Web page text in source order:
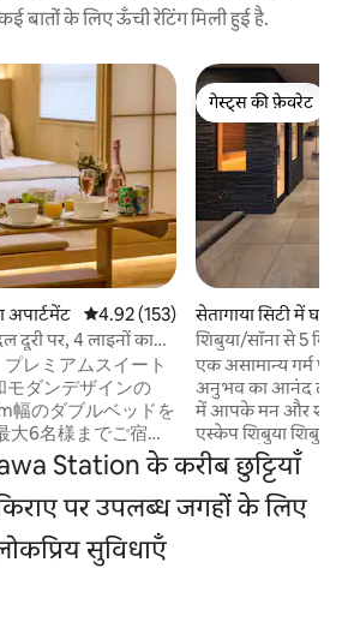
बातों के लिए ऊँची रेटिंग मिली हुई है.
अपार्टमेंट औसत रेटिंग 5 में से 4.92, 153 समीक्षाएँ
4.92 (153)
दूरी पर, 4 लाइनों का
हवाई अड्डों के लिए
स्थलों के लिए सीधा
6 लोगों के
プレミアムスイート
モダンデザインの
幅のダブルベッドを
大6名様までご宿泊
みのため、プライベ
内に同
数ございます。ご
階数は、ご宿泊前
内いたします。す
गेस्ट्स की फ़ेवरेट
गेस्ट्स की फ़ेवरेट
सेतागाया सिटी में घर
शिबुया/सॉना से 5
रूफ़टॉप BBQ ग्रिल,
लगातार रातों की छूट/
एक असामान्य गर्म
अनुभव का आनंद लें जो
में आपके मन और शरीर को
एस्केप शिबुया शिबुया
ड्राइव पर है, हनेडा
है, और शिबुया के
शहर की हलचल से दूर
"छुट्टियों के लिए
Station के करीब छुट्टियाँ
पर उपलब्ध जगहों के लिए
सुविधाएँ